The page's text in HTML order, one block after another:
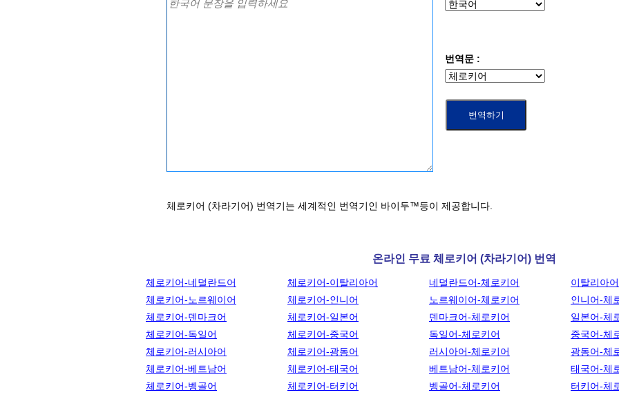
번역문 :
체로키어 (차라기어) 번역기는 세계적인 번역기인 바이두™등이 제공합니다.
온라인 무료 체로키어 (차라기어) 번역
체로키어-네덜란드어
체로키어-노르웨이어
체로키어-덴마크어
체로키어-독일어
체로키어-러시아어
체로키어-베트남어
체로키어-벵골어
체로키어-이탈리아어
체로키어-인니어
체로키어-일본어
체로키어-중국어
체로키어-광동어
체로키어-태국어
체로키어-터키어
네덜란드어-체로키어
노르웨이어-체로키어
덴마크어-체로키어
독일어-체로키어
러시아어-체로키어
베트남어-체로키어
벵골어-체로키어
이탈리아
인니어-체
일본어-체
중국어-체
광동어-체
태국어-체
터키어-체